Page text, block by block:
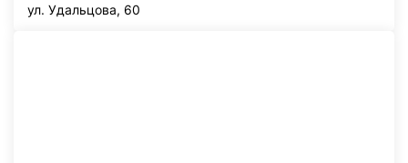
ул. Удальцова, 60